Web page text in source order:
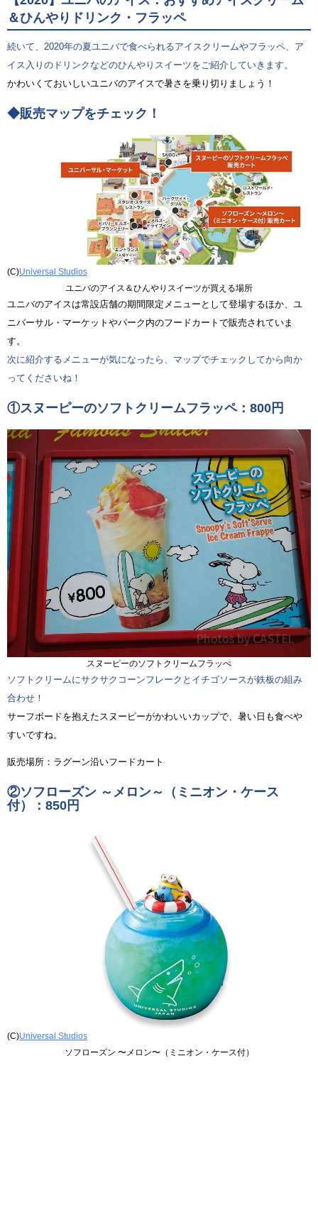
＆ひんやりドリンク・フラッペ
続いて、2020年の夏ユニバで食べられるアイスクリームやフラッペ、ア
イス入りのドリンクなどのひんやりスイーツをご紹介していきます。
かわいくておいしいユニバのアイスで暑さを乗り切りましょう！
◆販売マップをチェック！
(C)Universal Studios
ユニバのアイス＆ひんやりスイーツが買える場所
ユニバのアイスは常設店舗の期間限定メニューとして登場するほか、ユ
ニバーサル・マーケットやパーク内のフードカートで販売されていま
す。
次に紹介するメニューが気になったら、マップでチェックしてから向か
ってくださいね！
①スヌーピーのソフトクリームフラッペ：800円
スヌーピーのソフトクリームフラッぺ
ソフトクリームにサクサクコーンフレークとイチゴソースが鉄板の組み
合わせ！
サーフボードを抱えたスヌーピーがかわいいカップで、暑い日も食べや
すいですね。
販売場所：ラグーン沿いフードカート
②ソフローズン ～メロン～（ミニオン・ケース
付）：850円
(C)Universal Studios
ソフローズン 〜メロン〜（ミニオン・ケース付）